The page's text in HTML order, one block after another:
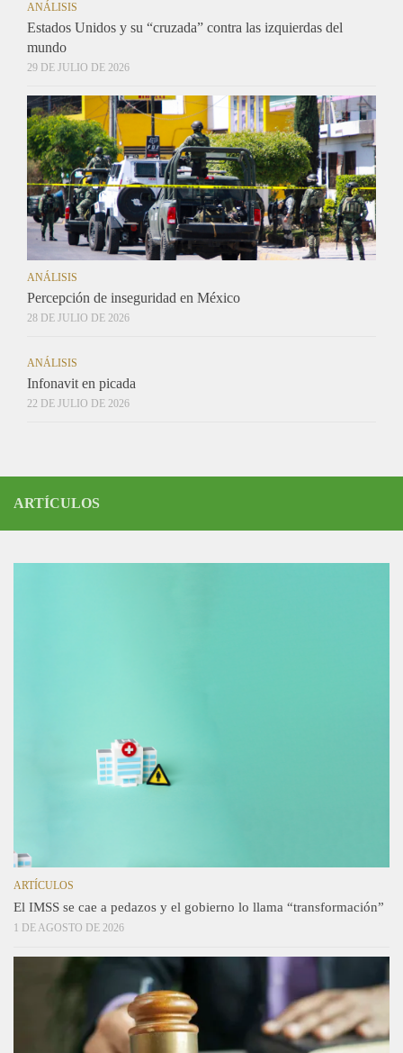
ANÁLISIS
Estados Unidos y su “cruzada” contra las izquierdas del
mundo
29 DE JULIO DE 2026
ANÁLISIS
Percepción de inseguridad en México
28 DE JULIO DE 2026
ANÁLISIS
Infonavit en picada
22 DE JULIO DE 2026
ARTÍCULOS
ARTÍCULOS
El IMSS se cae a pedazos y el gobierno lo llama “transformación”
1 DE AGOSTO DE 2026